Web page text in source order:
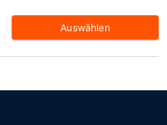
Auswählen